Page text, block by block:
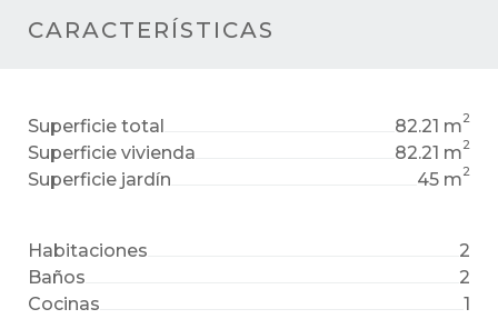
CARACTERÍSTICAS
Superficie total 82.21 m2
Superficie vivienda 82.21 m2
Superficie jardín 45 m2
Habitaciones
2
Baños
2
Cocinas
1